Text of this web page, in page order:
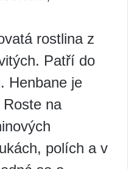
rostlina z
Patří do
Henbane je
na
polích a v